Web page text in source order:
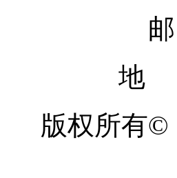
地
版权所有